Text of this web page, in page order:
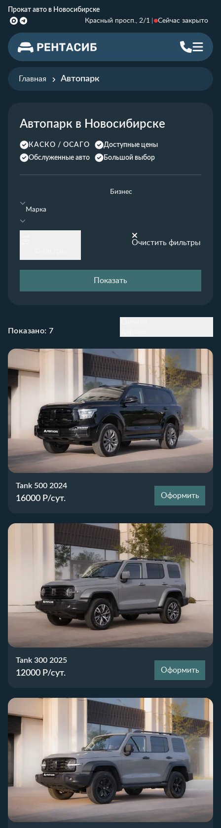
Прокат авто в Новосибирске
Красный просп., 2/1
Сейчас закрыто
Главная Автопарк
Автопарк в Новосибирске
КАСКО / ОСАГО
Доступные цены
Обслуженные авто
Большой выбор
Бизнес
Марка
Очистить фильтры
Показать
Показано:7
Tank 500 2024
16000 Р/сут. Оформить
Tank 300 2025
12000 Р/сут. Оформить